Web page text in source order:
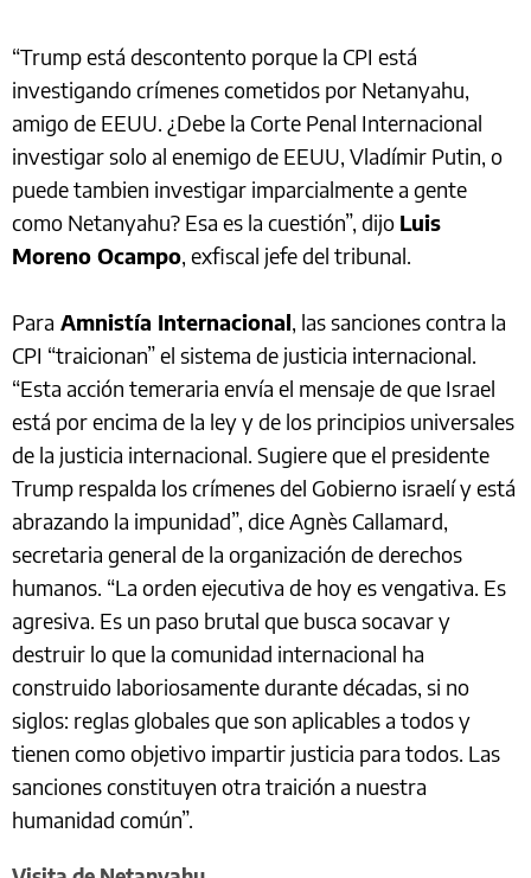
“Trump está descontento porque la CPI está
investigando crímenes cometidos por Netanyahu,
amigo de EEUU. ¿Debe la Corte Penal Internacional
investigar solo al enemigo de EEUU, Vladímir Putin, o
puede tambien investigar imparcialmente a gente
como Netanyahu? Esa es la cuestión”, dijo Luis
Moreno Ocampo, exfiscal jefe del tribunal.
Para Amnistía Internacional, las sanciones contra la
CPI “traicionan” el sistema de justicia internacional.
“Esta acción temeraria envía el mensaje de que Israel
está por encima de la ley y de los principios universales
de la justicia internacional. Sugiere que el presidente
Trump respalda los crímenes del Gobierno israelí y está
abrazando la impunidad”, dice Agnès Callamard,
secretaria general de la organización de derechos
humanos. “La orden ejecutiva de hoy es vengativa. Es
agresiva. Es un paso brutal que busca socavar y
destruir lo que la comunidad internacional ha
construido laboriosamente durante décadas, si no
siglos: reglas globales que son aplicables a todos y
tienen como objetivo impartir justicia para todos. Las
sanciones constituyen otra traición a nuestra
humanidad común”.